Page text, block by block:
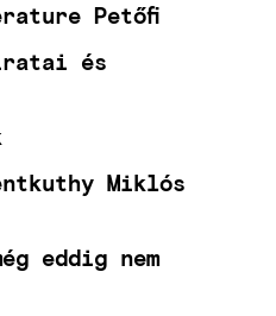
Petőfi
és
Miklós
eddig nem